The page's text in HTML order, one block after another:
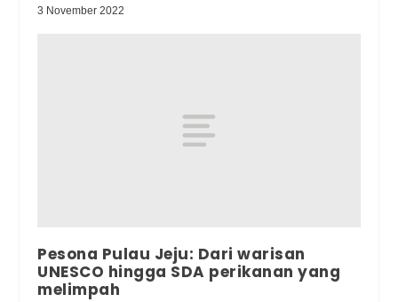
3 November 2022
Pesona Pulau Jeju: Dari warisan
UNESCO hingga SDA perikanan yang
melimpah